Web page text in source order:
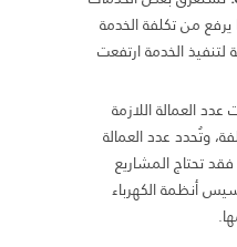
من تكلفة الخدمة
لتنفيذ الخدمة ارتفعت
عدد العمالة اللازمة
وتُحدد عدد العمالة
تحتاج المشاريع
أنظمة الكهرباء